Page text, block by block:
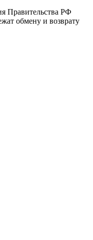
Правительства РФ
обмену и возврату